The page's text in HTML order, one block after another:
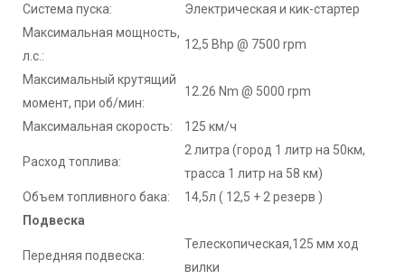
Система пуска:
Электрическая и кик-стартер
Максимальная мощность,
л.с.:
12,5 Bhp @ 7500 rpm
Максимальный крутящий
момент, при об/мин:
12.26 Nm @ 5000 rpm
Максимальная скорость: 125 км/ч
Расход топлива:
2 литра (город 1 литр на 50км,
трасса 1 литр на 58 км)
Объем топливного бака:
14,5л ( 12,5 + 2 резерв )
Подвеска
Передняя подвеска:
Телескопическая,125 мм ход
вилки